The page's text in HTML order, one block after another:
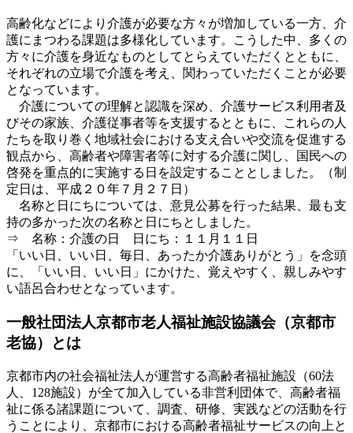
高齢化などにより介護が必要な方々が増加している一方、介
護にまつわる課題は多様化しています。こうした中、多くの
方々に介護を身近なものとしてとらえていただくとともに、
それぞれの立場で介護を考え、関わっていただくことが必要
となっています。
介護についての理解と認識を深め、介護サービス利用者及
びその家族、介護従事者等を支援するとともに、これらの人
たちを取り巻く地域社会における支え合いや交流を促進する
観点から、高齢者や障害者等に対する介護に関し、国民への
啓発を重点的に実施する日を設定することとしました。（制
定日は、平成２０年７月２７日）
名称と日にちについては、意見公募を行った結果、最も支
持の多かった次の名称と日にちとしました。
⇒ 名称：介護の日 日にち：１１月１１日
「いい日、いい日、毎日、あったか介護ありがとう」を念頭
に、「いい日、いい日」にかけた、覚えやすく、親しみやす
い語呂合わせとなっています。
一般社団法人京都市老人福祉施設協議会（京都市
老協）とは
京都市内の社会福祉法人が運営する高齢者福祉施設（60法
人、128施設）が全て加入している非営利団体で、高齢者福
祉に係る諸課題について、調査、研修、実践などの活動を行
うことにより、京都市における高齢者福祉サービスの向上と